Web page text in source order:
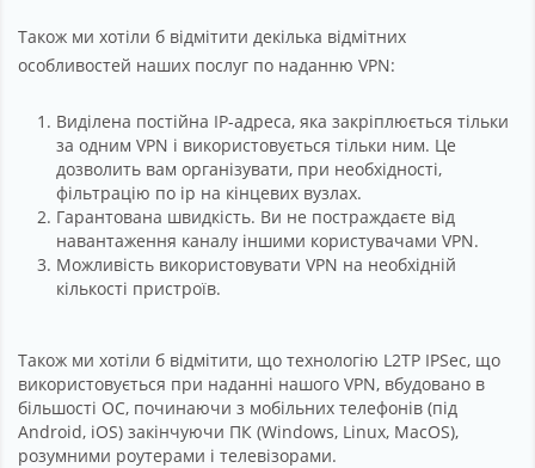
Також ми хотіли б відмітити декілька відмітних
особливостей наших послуг по наданню VPN:
1. Виділена постійна IP-адреса, яка закріплюється тільки
за одним VPN і використовується тільки ним. Це
дозволить вам організувати, при необхідності,
фільтрацію по ip на кінцевих вузлах.
2. Гарантована швидкість. Ви не постраждаєте від
навантаження каналу іншими користувачами VPN.
3. Можливість використовувати VPN на необхідній
кількості пристроїв.
Також ми хотіли б відмітити, що технологію L2TP IPSec, що
використовується при наданні нашого VPN, вбудовано в
більшості ОС, починаючи з мобільних телефонів (під
Android, iOS) закінчуючи ПК (Windows, Linux, MacOS),
розумними роутерами і телевізорами.